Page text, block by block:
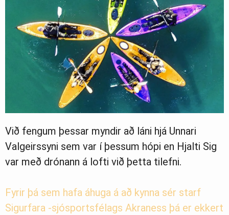
Við fengum þessar myndir að láni hjá Unnari
Valgeirssyni sem var í þessum hópi en Hjalti Sig
var með drónann á lofti við þetta tilefni.
Fyrir þá sem hafa áhuga á að kynna sér starf
Sigurfara -sjósportsfélags Akraness þá er ekkert